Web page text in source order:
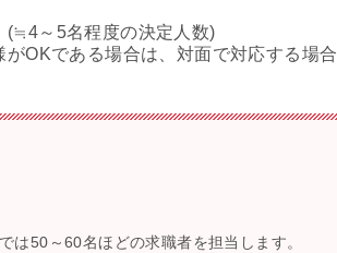
(≒4～5名程度の決定人数)
OKである場合は、対面で対応する場合
は50～60名ほどの求職者を担当します。